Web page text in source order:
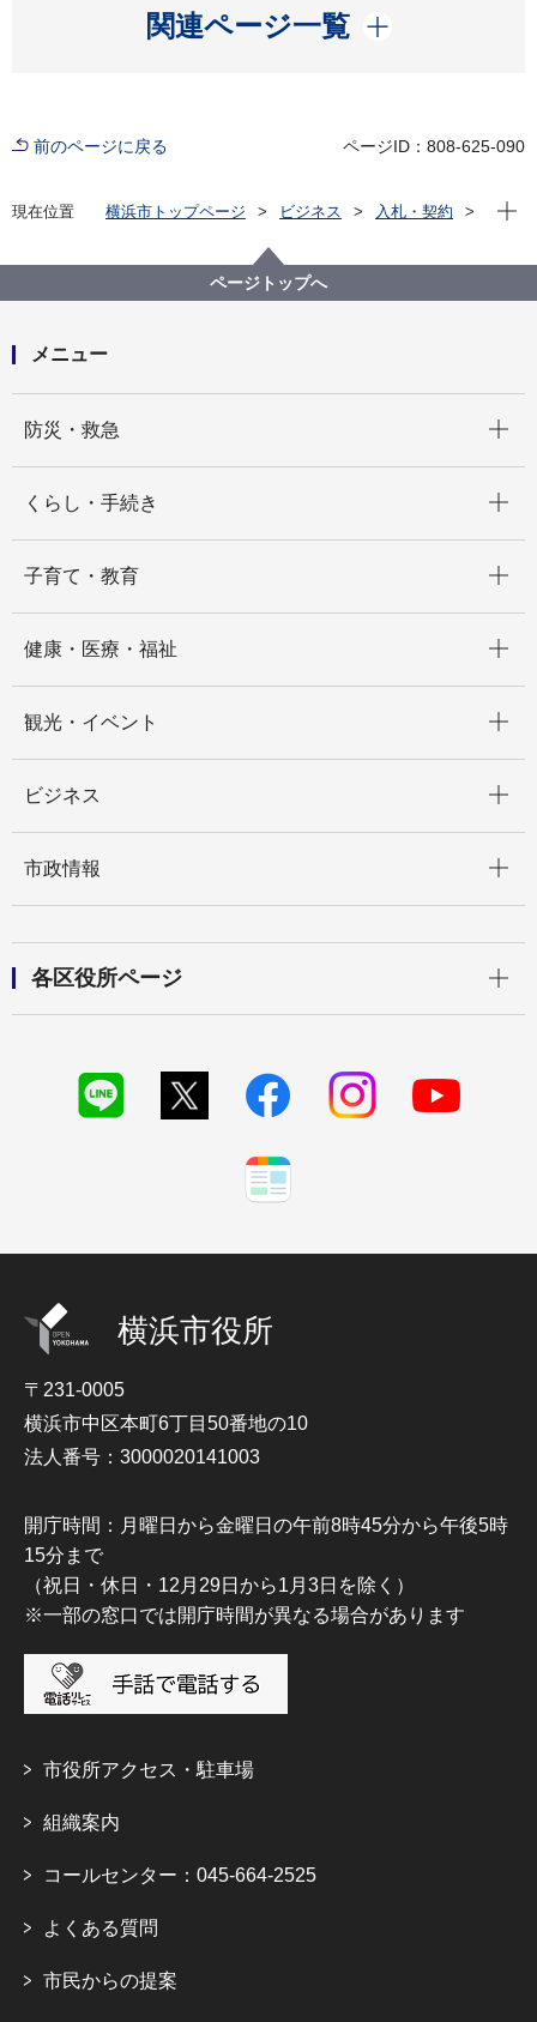
関連ページ一覧
開く
前のページに戻る ページID：808-625-090
現在位置 横浜市トップページ ビジネス
入札・契約
【入札結果掲載】緑区缶・びん・ペットボトル収集運
搬業務委託
現在
ページトップへ
メニュー
防災・救急
くらし・手続き
子育て・教育
健康・医療・福祉
観光・イベント
ビジネス
市政情報
各区役所ページ
横浜市役所
〒231-0005
横浜市中区本町6丁目50番地の10
法人番号：3000020141003
開庁時間：月曜日から金曜日の午前8時45分から午後5時
15分まで
（祝日・休日・12月29日から1月3日を除く）
※一部の窓口では開庁時間が異なる場合があります
市役所アクセス・駐車場
組織案内
コールセンター：045-664-2525
よくある質問
市民からの提案